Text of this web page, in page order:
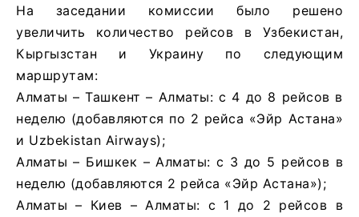
На заседании комиссии было решено
увеличить количество рейсов в Узбекистан,
Кыргызстан и Украину по следующим
маршрутам:
Алматы – Ташкент – Алматы: с 4 до 8 рейсов в
неделю (добавляются по 2 рейса «Эйр Астана»
и Uzbekistan Airways);
Алматы – Бишкек – Алматы: с 3 до 5 рейсов в
неделю (добавляются 2 рейса «Эйр Астана»);
Алматы – Киев – Алматы: с 1 до 2 рейсов в